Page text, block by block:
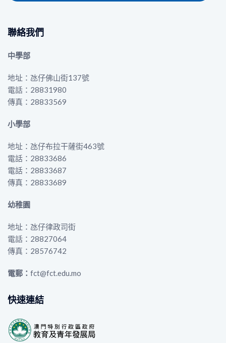
聯絡我們
中學部
地址：氹仔佛山街137號
電話：28831980
傳真：28833569
小學部
地址：氹仔布拉干薩街463號
電話：28833686
電話：28833687
傳真：28833689
幼稚園
地址：氹仔律政司街
電話：28827064
傳真：28576742
電郵： fct@fct.edu.mo
快速連結